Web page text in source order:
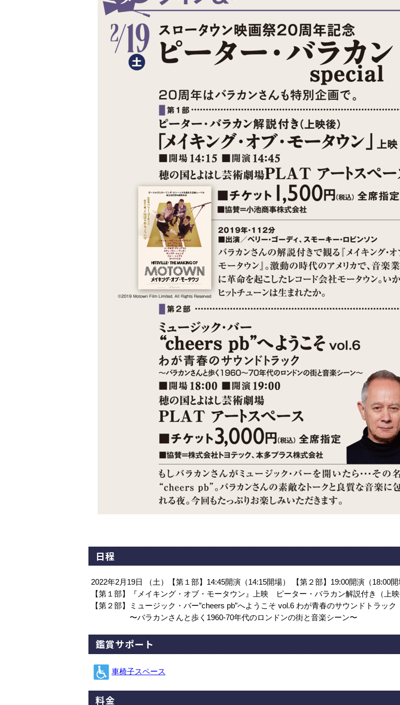
日程
2022年2月19日 （土）【第１部】14:45開演（14:15開場） 【第２部】19:00開演（18:00開
【第１部】『メイキング・オブ・モータウン』上映 ピーター・バラカン解説付き（上映
【第２部】ミュージック・バー”cheers pb”へようこそ vol.6 わが青春のサウンドトラック
〜バラカンさんと歩く1960-70年代のロンドンの街と音楽シーン〜
鑑賞サポート
車椅子スペース
料金